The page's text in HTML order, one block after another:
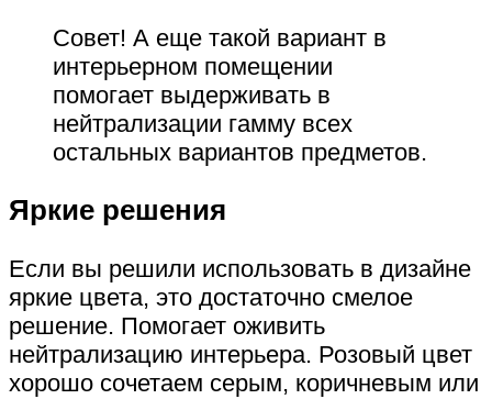
Совет! А еще такой вариант в
интерьерном помещении
помогает выдерживать в
нейтрализации гамму всех
остальных вариантов предметов.
Яркие решения
Если вы решили использовать в дизайне
яркие цвета, это достаточно смелое
решение. Помогает оживить
нейтрализацию интерьера. Розовый цвет
хорошо сочетаем серым, коричневым или